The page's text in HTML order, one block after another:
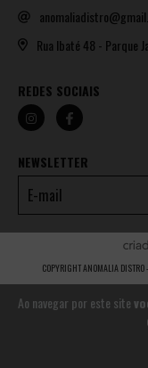
Ao navegar por este site
Rua Ibaté 48 - Parque
REDES SOCIAIS
NEWSLETTER
COPYRIGHT ANOMALIA